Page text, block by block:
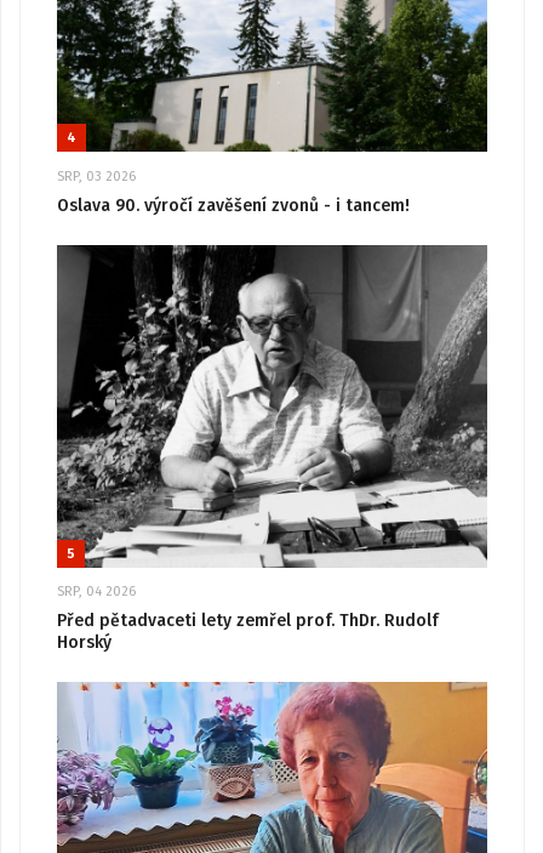
4
SRP, 03 2026
Oslava 90. výročí zavěšení zvonů - i tancem!
5
SRP, 04 2026
Před pětadvaceti lety zemřel prof. ThDr. Rudolf
Horský